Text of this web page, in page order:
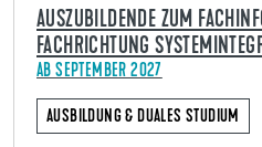
AUSZUBILDENDE ZUM
FACHRICHTUNG
AB SEPTEMBER 2027
AUSBILDUNG & DUALES STUDIUM